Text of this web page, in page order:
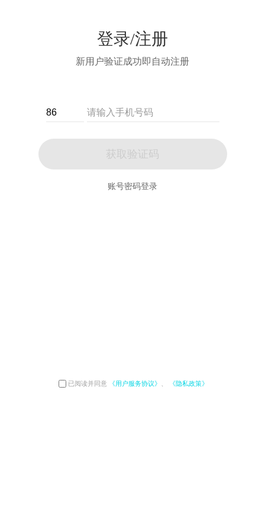
登录/注册
新用户验证成功即自动注册
获取验证码
账号密码登录
已阅读并同意 《用户服务协议》 《隐私政策》